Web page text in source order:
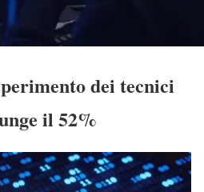
dei tecnici
il 52%